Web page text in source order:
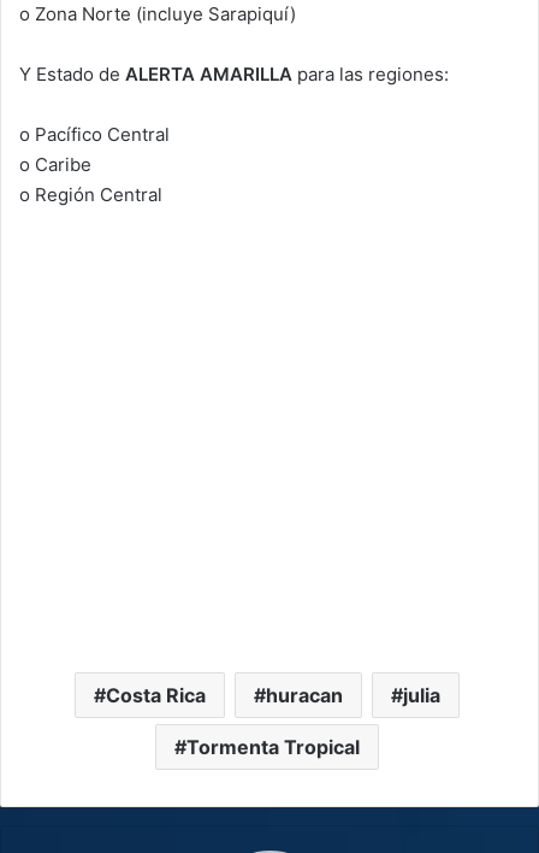
o Zona Norte (incluye Sarapiquí)
Y Estado de ALERTA AMARILLA para las regiones:
o Pacífico Central
o Caribe
o Región Central
Costa Rica huracan julia
Tormenta Tropical